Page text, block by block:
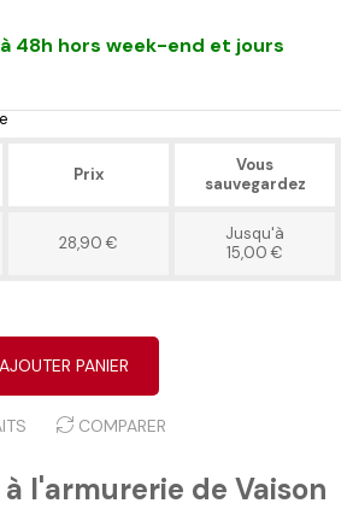
48h hors week-end et jours
Prix
Vous
sauvegardez
28,90 €
Jusqu'à
15,00 €
AJOUTER PANIER
COMPARER
l'armurerie de Vaison